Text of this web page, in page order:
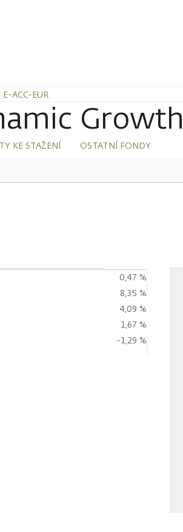
ACC-EUR
KE STAŽENÍ OSTATNÍ FONDY
0,47 %
8,35 %
4,09 %
1,67 %
-1,29 %